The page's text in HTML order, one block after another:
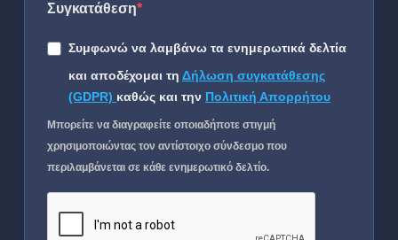
Συγκατάθεση
Συμφωνώ να λαμβάνω τα ενημερωτικά δελτία
και αποδέχομαι τη Δήλωση συγκατάθεσης
(GDPR) καθώς και την Πολιτική Απορρήτου
Μπορείτε να διαγραφείτε οποιαδήποτε στιγμή
χρησιμοποιώντας τον αντίστοιχο σύνδεσμο που
περιλαμβάνεται σε κάθε ενημερωτικό δελτίο.